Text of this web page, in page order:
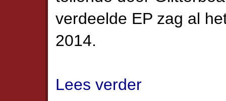
verdeelde EP zag al
2014.
Lees verder